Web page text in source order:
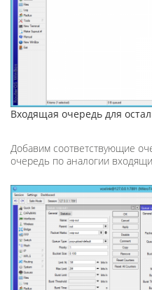
Входящая очередь для
Добавим соответствующие
очередь по аналогии